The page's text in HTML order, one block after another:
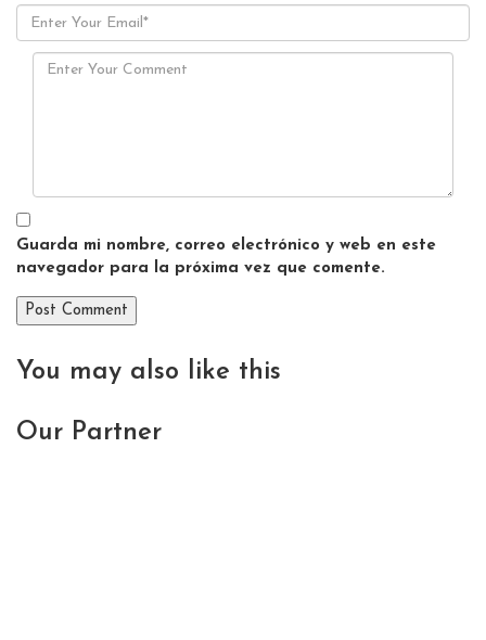
Guarda mi nombre, correo electrónico y web en este
navegador para la próxima vez que comente.
You may also like this
Our Partner